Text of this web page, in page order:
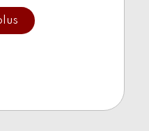
deux fois par
fois en 1985, la
sur les éléphants
seconde en 2016,